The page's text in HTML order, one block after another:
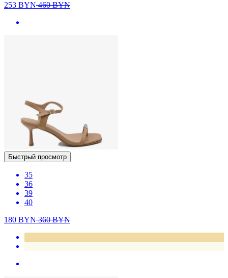
253 BYN460BYN
Быстрый просмотр
35
36
39
40
180 BYN360BYN